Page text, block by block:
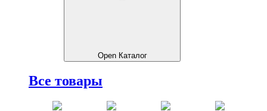
Open Каталог
Все товары